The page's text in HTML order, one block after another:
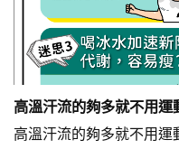
高溫汗流的夠多就不用運
高溫汗流的夠多就不用運